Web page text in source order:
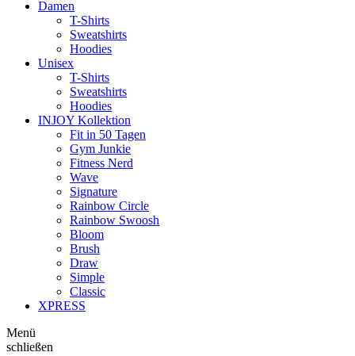
Damen
T-Shirts
Sweatshirts
Hoodies
Unisex
T-Shirts
Sweatshirts
Hoodies
INJOY Kollektion
Fit in 50 Tagen
Gym Junkie
Fitness Nerd
Wave
Signature
Rainbow Circle
Rainbow Swoosh
Bloom
Brush
Draw
Simple
Classic
XPRESS
Menü
schließen